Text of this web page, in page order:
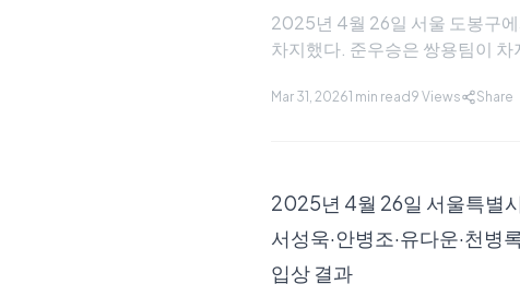
2025년 4월 26일 서울 도봉구
차지했다. 준우승은 쌍용팀이 차
Mar 31, 20261 min read 9 Views Share
2025년 4월 26일 서울특별
서성욱·안병조·유다운·천
입상 결과